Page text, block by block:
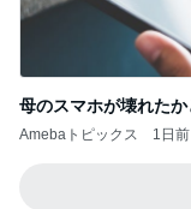
悪気は
Ameba